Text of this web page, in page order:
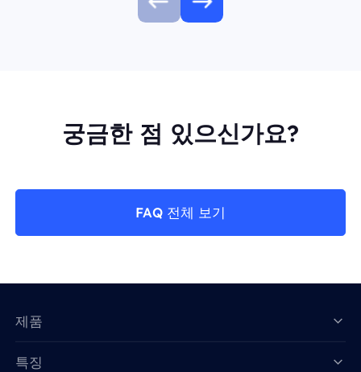
궁금한 점 있으신가요?
FAQ 전체 보기
제품
특징